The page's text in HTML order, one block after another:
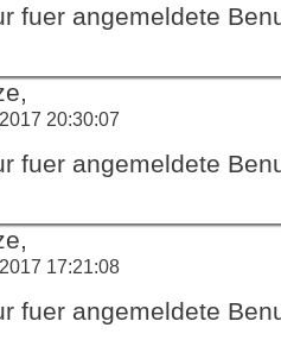
fuer angemeldete
20:30:07
fuer angemeldete
17:21:08
fuer angemeldete